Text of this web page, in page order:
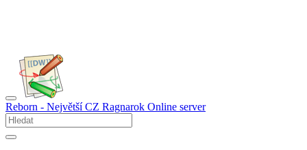
Reborn - Největší CZ Ragnarok Online server